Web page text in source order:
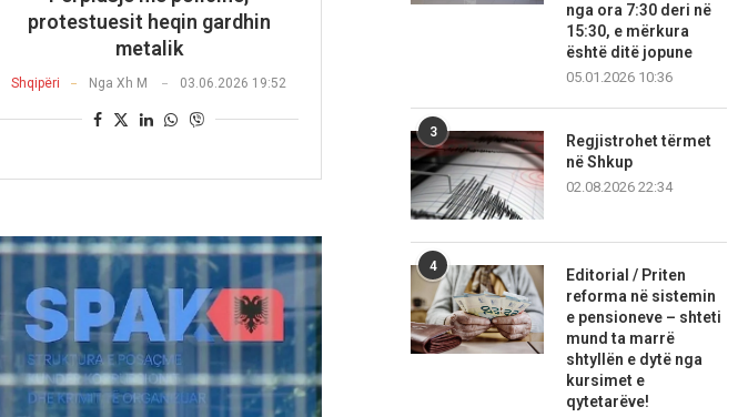
protestuesit heqin gardhin
metalik
Shqipëri NgaXh M 03.06.2026 19:52
nga ora 7:30 deri në
15:30, e mërkura
është ditë jopune
05.01.2026 10:36
3
Regjistrohet tërmet
në Shkup
02.08.2026 22:34
4
Editorial / Priten
reforma në sistemin
e pensioneve – shteti
mund ta marrë
shtyllën e dytë nga
kursimet e
qytetarëve!